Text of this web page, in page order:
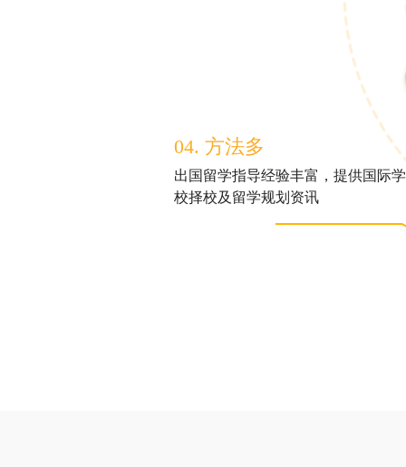
04. 方法多
出国留学指导经验丰富，提供国际学
校择校及留学规划资讯